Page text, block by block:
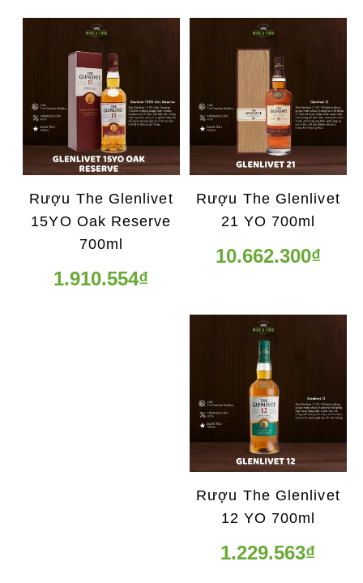
Rượu The Glenlivet
15YO Oak Reserve
700ml
1.910.554₫
Rượu The Glenlivet
21 YO 700ml
10.662.300₫
Rượu The Glenlivet
12 YO 700ml
1.229.563₫